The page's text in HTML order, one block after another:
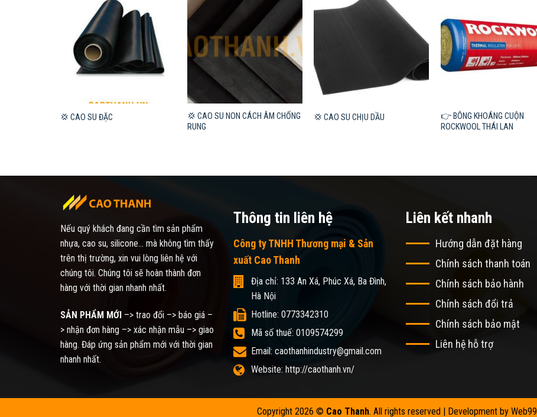
💢 CAO SU ĐẶC
💢 CAO SU NON CÁCH ÂM CHỐNG
RUNG
💢 CAO SU CHỊU DẦU
👉 BÔNG KHOÁNG CUỘN
ROCKWOOL THÁI LAN
Nếu quý khách đang cần tìm sản phẩm
nhựa, cao su, silicone... mà không tìm thấy
trên thị trường, xin vui lòng liên hệ với
chúng tôi. Chúng tôi sẽ hoàn thành đơn
hàng với thời gian nhanh nhất.
SẢN PHẨM MỚI –> trao đổi –> báo giá –
> nhận đơn hàng –> xác nhận mẫu –> giao
hàng. Đáp ứng sản phẩm mới với thời gian
nhanh nhất.
Thông tin liên hệ
Công ty TNHH Thương mại & Sản
xuất Cao Thanh
Địa chỉ: 133 An Xá, Phúc Xá, Ba Đình,
Hà Nội
Hotline: 0773342310
Mã số thuế: 0109574299
Email: caothanhindustry@gmail.com
Website: http://caothanh.vn/
Liên kết nhanh
Hướng dẫn đặt hàng
Chính sách thanh toán
Chính sách bảo hành
Chính sách đổi trả
Chính sách bảo mật
Liên hệ hỗ trợ
Copyright 2026 © Cao Thanh. All rights reserved | Development by Web99